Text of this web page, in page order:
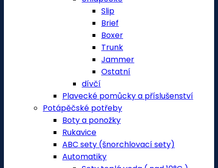
Slip
Brief
Boxer
Trunk
Jammer
Ostatní
dívčí
Plavecké pomůcky a příslušenství
Potápěčské potřeby
Boty a ponožky
Rukavice
ABC sety (šnorchlovací sety)
Automatiky